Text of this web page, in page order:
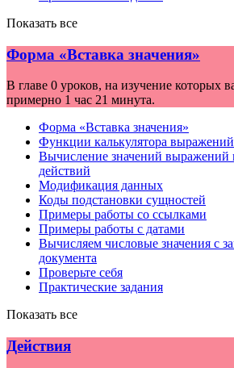
Показать все
Форма «Вставка значения»
В главе 0 уроков, на изучение которых
примерно 1 час 21 минута.
Форма «Вставка значения»
Функции калькулятора выражений
Вычисление значений выражений
действий
Модификация данных
Коды подстановки сущностей
Примеры работы со ссылками
Примеры работы с датами
Вычисляем числовые значения с
документа
Проверьте себя
Практические задания
Показать все
Действия